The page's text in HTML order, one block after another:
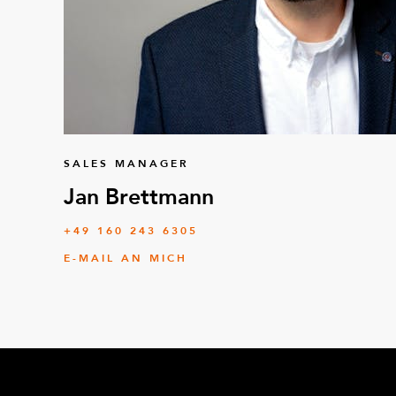
SALES MANAGER
Jan Brettmann
+49 160 243 6305
E-MAIL AN MICH